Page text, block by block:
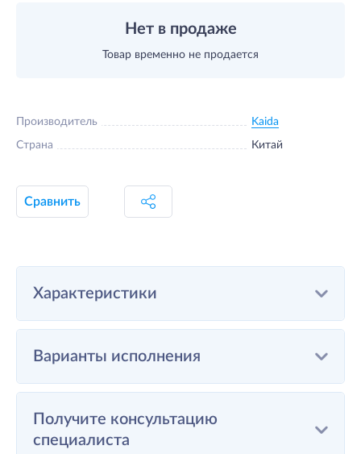
Нет в продаже
Товар временно не продается
Производитель Kaida
Страна Китай
Сравнить
Характеристики
Варианты исполнения
Получите консультацию
специалиста